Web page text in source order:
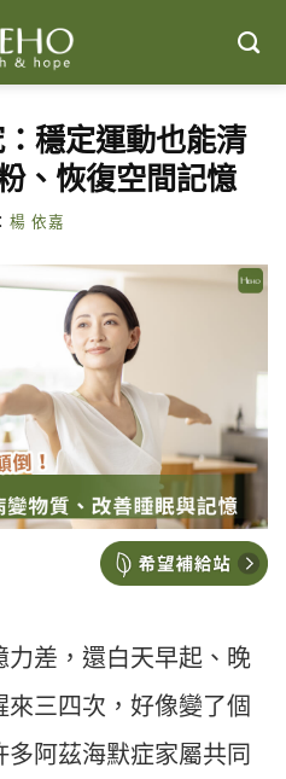
穩定運動也能清
、恢復空間記憶
楊 依嘉
力差，還白天早起、晚
來三四次，好像變了個
阿茲海默症家屬共同